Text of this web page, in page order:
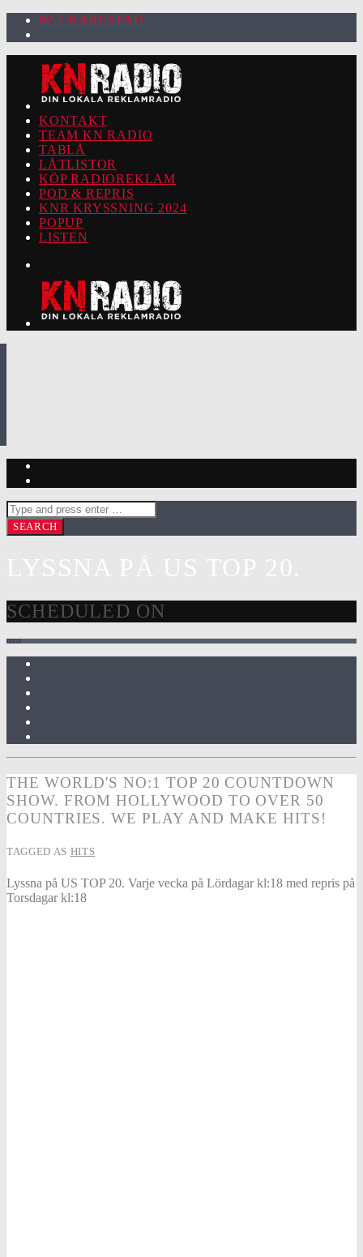
92.2 KARLSTAD
KONTAKT
TEAM KN RADIO
TABLÅ
LÅTLISTOR
KÖP RADIOREKLAM
POD & REPRIS
KNR KRYSSNING 2024
POPUP
LISTEN
SCHEDULED ON
THE WORLD'S NO:1 TOP 20 COUNTDOWN
SHOW. FROM HOLLYWOOD TO OVER 50
COUNTRIES. WE PLAY AND MAKE HITS!
TAGGED AS HITS
Lyssna på US TOP 20. Varje vecka på Lördagar kl:18 med repris på
Torsdagar kl:18